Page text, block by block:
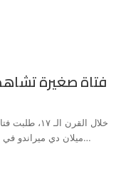
فتاة صغيرة
خلال القرن
ميلان دي ميراندو في دير سيّدة مونسيرات، أن يقدّم…